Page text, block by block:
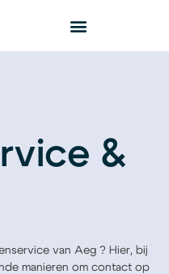
&
van Aeg ? Hier, bij
manieren om contact op